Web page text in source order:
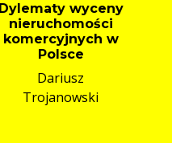
Dylematy wyceny
nieruchomości
komercyjnych w
Polsce
Dariusz
Trojanowski